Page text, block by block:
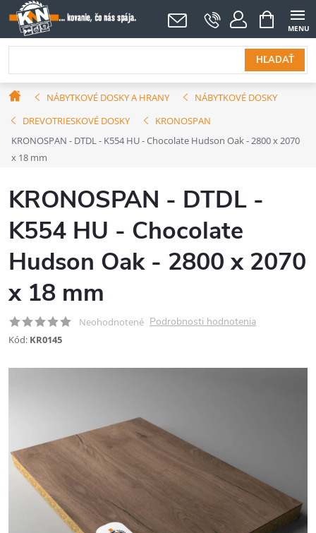
Prejsť
na
obsah
HĽADAŤ
NÁKUPNÝ
KOŠÍK
DomovNÁBYTKOVÉ DOSKY A HRANY
NÁBYTKOVÉ DOSKY
DREVOTRIESKOVÉ DOSKY
KRONOSPAN
KRONOSPAN - DTDL - K554 HU - Chocolate Hudson Oak - 2800 x 2070
x 18 mm
KRONOSPAN - DTDL -
K554 HU - Chocolate
Hudson Oak - 2800 x 2070
x 18 mm
Neohodnotené Podrobnosti hodnotenia
Kód: KR0145